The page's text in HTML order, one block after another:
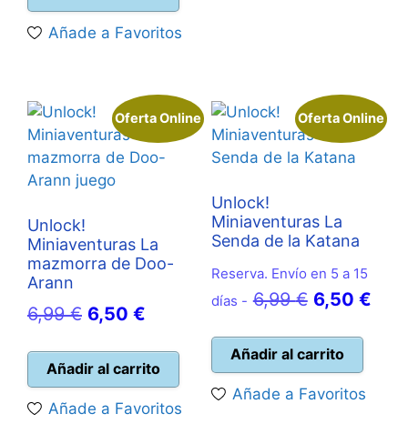
Añade a Favoritos
Oferta Online
Unlock!
Miniaventuras La
mazmorra de Doo-
Arann
6,99€ El
original
era:
6,50 €
actual
es:
Añadir al carrito
Añade a Favoritos
Oferta Online
Unlock!
Miniaventuras La
Senda de la Katana
Reserva. Envío en 5 a 15
días - 6,99€ El
original
era:
6,99 €.
6,50 €El
Añadir al carrito
Añade a Favoritos